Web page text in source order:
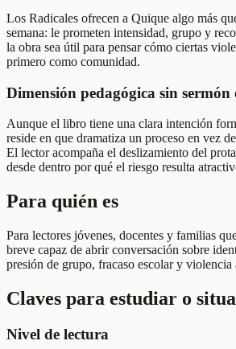
Los Radicales ofrecen a Quique algo más
semana: le prometen intensidad, grupo y
la obra sea útil para pensar cómo ciertas
primero como comunidad.
Dimensión pedagógica sin sermón
Aunque el libro tiene una clara intención
reside en que dramatiza un proceso en vez
El lector acompaña el deslizamiento del
desde dentro por qué el riesgo resulta
Para quién es
Para lectores jóvenes, docentes y familias
breve capaz de abrir conversación sobre
presión de grupo, fracaso escolar y violencia
Claves para estudiar o
Nivel de lectura